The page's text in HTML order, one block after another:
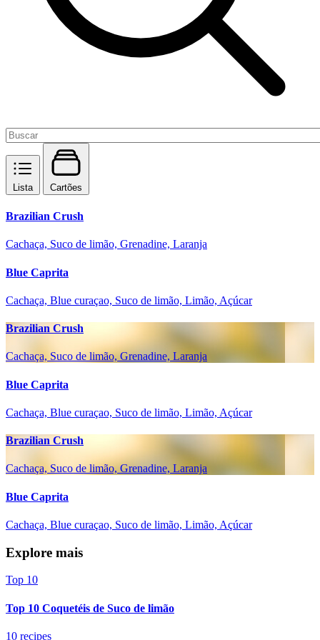
Lista Cartões
Brazilian Crush
Cachaça, Suco de limão, Grenadine, Laranja
Blue Caprita
Cachaça, Blue curaçao, Suco de limão, Limão, Açúcar
Brazilian Crush
Cachaça, Suco de limão, Grenadine, Laranja
Blue Caprita
Cachaça, Blue curaçao, Suco de limão, Limão, Açúcar
Brazilian Crush
Cachaça, Suco de limão, Grenadine, Laranja
Blue Caprita
Cachaça, Blue curaçao, Suco de limão, Limão, Açúcar
Explore mais
Top 10
Top 10 Coquetéis de Suco de limão
10 recipes